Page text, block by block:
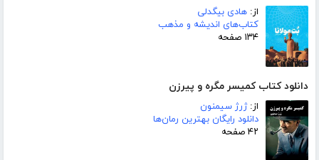
از: هادی بیگدلی
کتاب‌های اندیشه و مذهب
۱۳۴ صفحه
دانلود کتاب کمیسر مگره و پیرزن
از:ژرژ سیمنون
دانلود رایگان بهترین رمان‌ها
۴۲ صفحه